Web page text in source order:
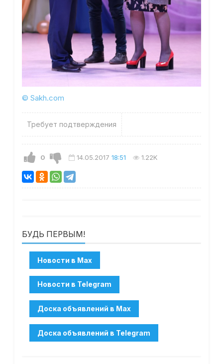
© Sakh.com
Требует подтверждения
0 14.05.2017 18:51 1.22K
БУДЬ ПЕРВЫМ!